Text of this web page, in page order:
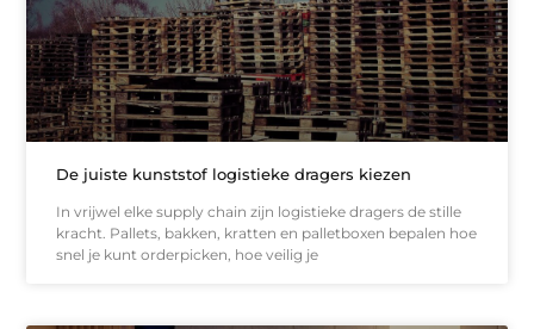
De juiste kunststof logistieke dragers kiezen
In vrijwel elke supply chain zijn logistieke dragers de stille
kracht. Pallets, bakken, kratten en palletboxen bepalen hoe
snel je kunt orderpicken, hoe veilig je